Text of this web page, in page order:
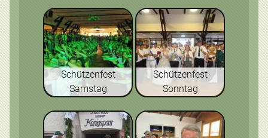
Schützenfest
Samstag
Schützenfest
Sonntag